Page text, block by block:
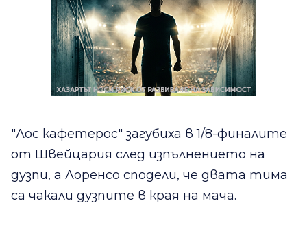
"Лос кафетерос" загубиха в 1/8-финалите
от Швейцария след изпълнението на
дузпи, а Лоренсо сподели, че двата тима
са чакали дузпите в края на мача.